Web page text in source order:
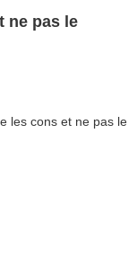
ne pas le